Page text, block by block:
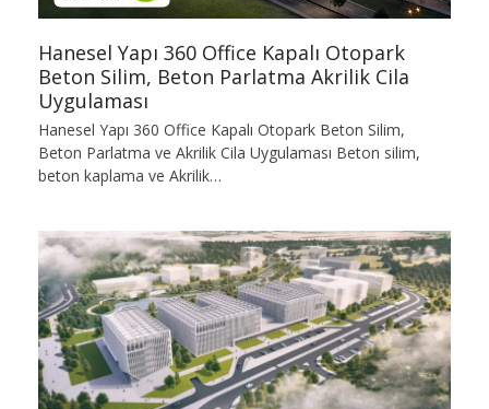
Hanesel Yapı 360 Office Kapalı Otopark
Beton Silim, Beton Parlatma Akrilik Cila
Uygulaması
Hanesel Yapı 360 Office Kapalı Otopark Beton Silim,
Beton Parlatma ve Akrilik Cila Uygulaması Beton silim,
beton kaplama ve Akrilik…